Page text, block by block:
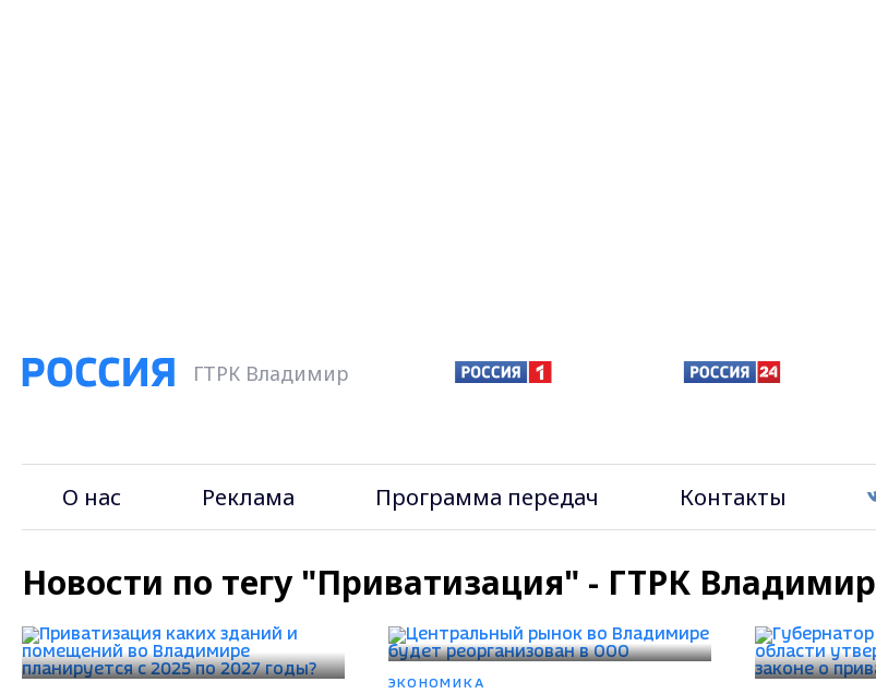
ГТРК Владимир
О нас Реклама Программа передач Контакты
Новости по тегу "Приватизация" - ГТРК Владимир
ЭКОНОМИКА